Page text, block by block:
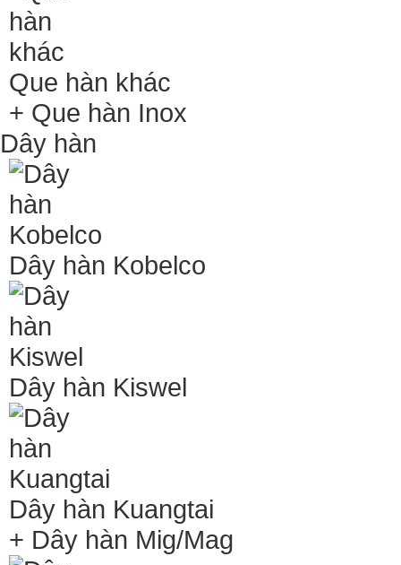
Que hàn khác
+ Que hàn Inox
Dây hàn
Dây hàn Kobelco
Dây hàn Kiswel
Dây hàn Kuangtai
+ Dây hàn Mig/Mag